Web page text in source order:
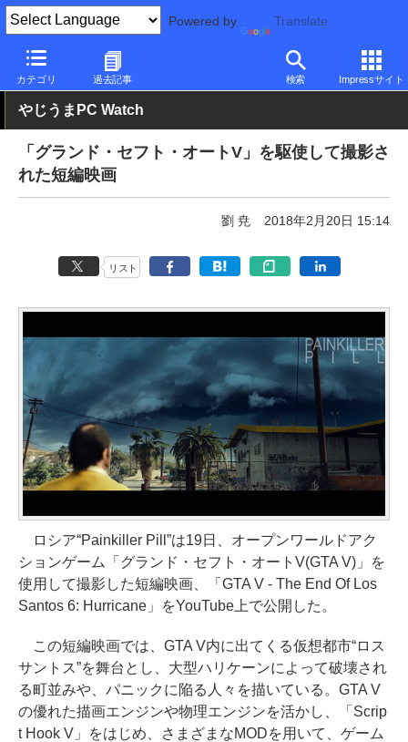
Powered by Translate
カテゴリ 過去記事 検索 Impressサイト
PC Watch ソフトウェア/アプリ 他ソフト/アプリ その他
やじうまPC Watch
「グランド・セフト・オートV」を駆使して撮影さ
れた短編映画
劉 尭 2018年2月20日 15:14
リスト
ロシア“Painkiller Pill”は19日、オープンワールドアク
ションゲーム「グランド・セフト・オートV(GTA V)」を
使用して撮影した短編映画、「GTA V - The End Of Los
Santos 6: Hurricane」をYouTube上で公開した。
この短編映画では、GTA V内に出てくる仮想都市“ロス
サントス”を舞台とし、大型ハリケーンによって破壊され
る町並みや、パニックに陥る人々を描いている。GTA V
の優れた描画エンジンや物理エンジンを活かし、「Scrip
t Hook V」をはじめ、さまざまなMODを用いて、ゲーム